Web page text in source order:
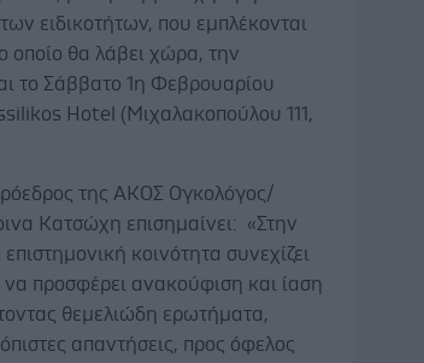
ειδικοτήτων, που εμπλέκονται
οποίο θα λάβει χώρα, την
το Σάββατο 1η Φεβρουαρίου
Hotel (Μιχαλακοπούλου 111,
της ΑΚΟΣ Ογκολόγος/
Κατσώχη επισημαίνει: «Στην
κοινότητα συνεχίζει
προσφέρει ανακούφιση και ίαση
θεμελιώδη ερωτήματα,
απαντήσεις, προς όφελος